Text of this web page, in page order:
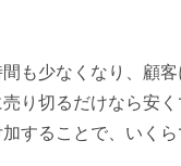
も少なくなり、顧
り切るだけなら安
することで、いく